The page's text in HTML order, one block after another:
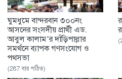
ঘুমধুমে বান্দরবান ৩০০নং
আসনের সংসদীয় প্রার্থী এড.
আবুল কালাম’র দাঁড়িপাল্লার
সমর্থনে ব্যাপক গণসংযোগ ও
পথসভা
(287 বার পঠিত)